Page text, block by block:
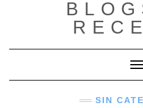
SIN